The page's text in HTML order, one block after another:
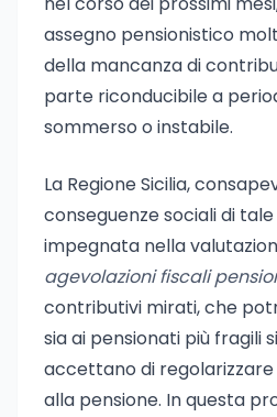
assegno pensionistico
della mancanza di
parte riconducibile a
sommerso o instabile.
La Regione Sicilia,
conseguenze sociali di
impegnata nella
agevolazioni fiscali
contributivi mirati, che
sia ai pensionati più fragili
accettano di
alla pensione. In questa